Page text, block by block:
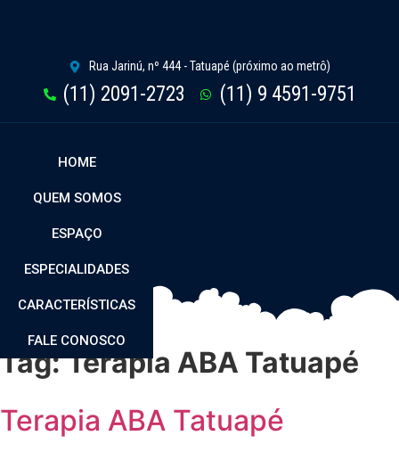
Rua Jarinú, nº 444 - Tatuapé (próximo ao metrô)
(11) 2091-2723 (11) 9 4591-9751
HOME
QUEM SOMOS
ESPAÇO
ESPECIALIDADES
CARACTERÍSTICAS
FALE CONOSCO
Tag:Terapia ABA Tatuapé
Terapia ABA Tatuapé